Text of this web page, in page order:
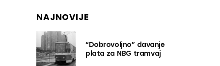
NAJNOVIJE
“Dobrovoljno” davanje
plata za NBG tramvaj